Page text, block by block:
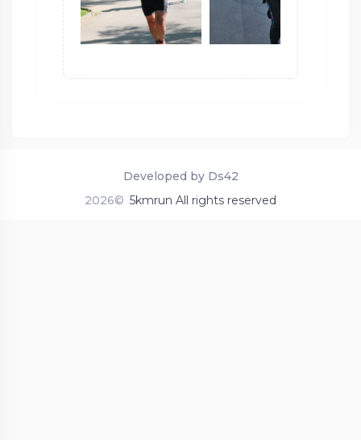
2026© 5kmrun All rights reserved
Developed by Ds42